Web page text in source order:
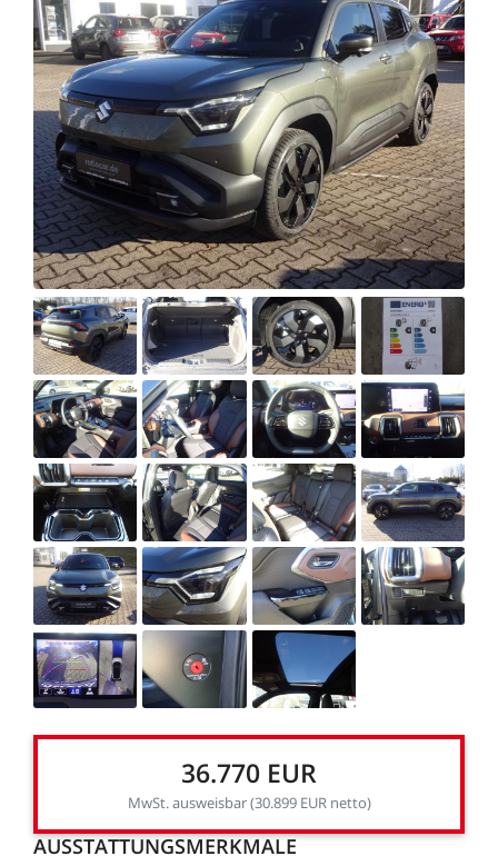
36.770 EUR
MwSt.ausweisbar(30.899 EUR netto)
AUSSTATTUNGSMERKMALE